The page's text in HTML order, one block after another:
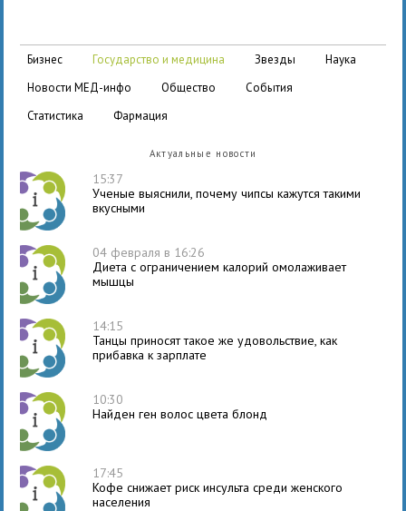
бизнес государство и медицина звезды
наука
новости МЕД-инфо
общество
события
статистика
фармация
Актуальные новости
15:37
Ученые выяснили, почему чипсы кажутся такими
вкусными
04 февраля в 16:26
Диета с ограничением калорий омолаживает
мышцы
14:15
Танцы приносят такое же удовольствие, как
прибавка к зарплате
10:30
Найден ген волос цвета блонд
17:45
Кофе снижает риск инсульта среди женского
населения